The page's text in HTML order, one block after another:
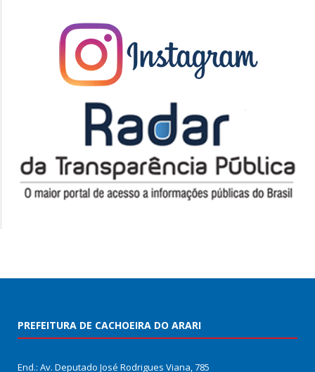
PREFEITURA DE CACHOEIRA DO ARARI
End.: Av. Deputado José Rodrigues Viana, 785